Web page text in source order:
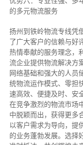
的多元物流服务
扬州到铁岭物流专线凭
了广大客户的信赖与好
热情奉献的服务理念，
流企业提供物流解决方
网络基础和强大的人员
统物流运作模式、零担
速高效、便捷及时、安
在竞争激烈的物流市场
中脱颖而出，获得更多
以客户需求为导向，提
的业务蓬勃发展。选择